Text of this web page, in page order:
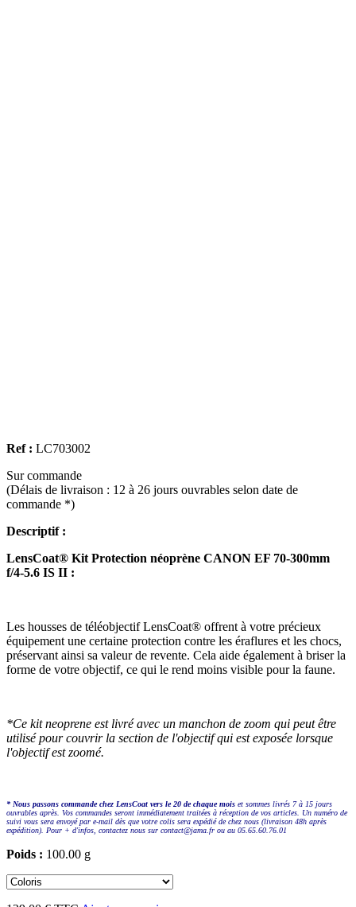
Ref : LC703002
Sur commande
(Délais de livraison : 12 à 26 jours ouvrables selon date de
commande *)
Descriptif :
LensCoat® Kit Protection néoprène CANON EF 70-300mm
f/4-5.6 IS II :
Les housses de téléobjectif LensCoat® offrent à votre précieux
équipement une certaine protection contre les éraflures et les chocs,
préservant ainsi sa valeur de revente. Cela aide également à briser la
forme de votre objectif, ce qui le rend moins visible pour la faune.
*Ce kit neoprene est livré avec un manchon de zoom qui peut être
utilisé pour couvrir la section de l'objectif qui est exposée lorsque
l'objectif est zoomé.
* Nous passons commande chez LensCoat vers le 20 de chaque mois et sommes livrés 7 à 15 jours
ouvrables après. Vos commandes seront immédiatement traitées à réception de vos articles. Un numéro de
suivi vous sera envoyé par e-mail dès que votre colis sera expédié de chez nous (livraison 48h après
expédition). Pour + d'infos, contactez nous sur contact@jama.fr ou au 05.65.60.76.01
Poids : 100.00 g